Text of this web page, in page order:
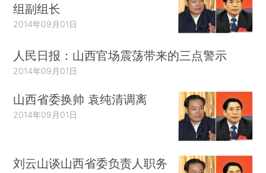
组副组长
2014年09月01日
人民日报：山西官场震荡带来的三点警示
2014年09月01日
山西省委换帅 袁纯清调离
2014年09月01日
刘云山谈山西省委负责人职务